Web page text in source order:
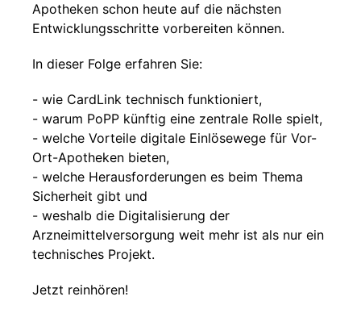
Apotheken schon heute auf die nächsten
Entwicklungsschritte vorbereiten können.
In dieser Folge erfahren Sie:
- wie CardLink technisch funktioniert,
- warum PoPP künftig eine zentrale Rolle spielt,
- welche Vorteile digitale Einlösewege für Vor-
Ort-Apotheken bieten,
- welche Herausforderungen es beim Thema
Sicherheit gibt und
- weshalb die Digitalisierung der
Arzneimittelversorgung weit mehr ist als nur ein
technisches Projekt.
Jetzt reinhören!